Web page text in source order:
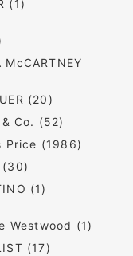
(1)
McCARTNEY
(20)
Co. (52)
Price (1986)
(30)
(1)
Westwood (1)
(17)